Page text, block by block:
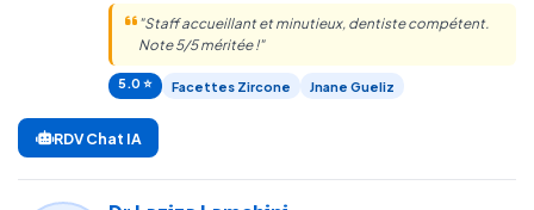
"Staff accueillant et minutieux, dentiste compétent.
Note 5/5 méritée !"
5.0 ⭐ Facettes Zircone Jnane Gueliz
RDV Chat IA